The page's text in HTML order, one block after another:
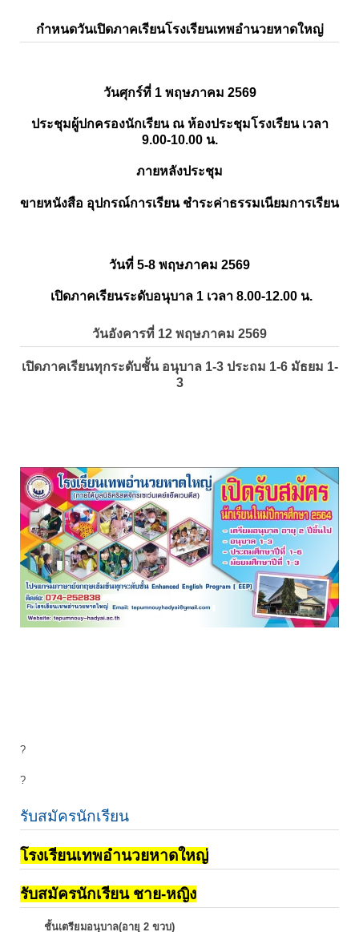
กำหนดวันเปิดภาคเรียนโรงเรียนเทพอำนวยหาดใหญ่
วันศุกร์ที่ 1 พฤษภาคม 2569
ประชุมผู้ปกครองนักเรียน ณ ห้องประชุมโรงเรียน เวลา
9.00-10.00 น.
ภายหลังประชุม
ขายหนังสือ อุปกรณ์การเรียน ชำระค่าธรรมเนียมการเรียน
วันที่ 5-8 พฤษภาคม 2569
เปิดภาคเรียนระดับอนุบาล 1 เวลา 8.00-12.00 น.
วันอังคารที่ 12 พฤษภาคม 2569
เปิดภาคเรียนทุกระดับชั้น อนุบาล 1-3 ประถม 1-6 มัธยม 1-
3
?
?
รับสมัครนักเรียน
โรงเรียนเทพอำนวยหาดใหญ่
รับสมัครนักเรียน ชาย-หญิง
ชั้นเตรียมอนุบาล(อายุ 2 ขวบ)